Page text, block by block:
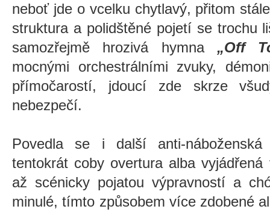
neboť jde o vcelku chytlavý, přitom
struktura a polidštěné pojetí se trochu
samozřejmě hrozivá hymna „Off
mocnými orchestrálními zvuky,
přímočarostí, jdoucí zde skrze
nebezpečí.
Povedla se i další anti-
tentokrát coby overtura alba vyjádřená
až scénicky pojatou výpravností a
minulé, tímto způsobem více zdobené